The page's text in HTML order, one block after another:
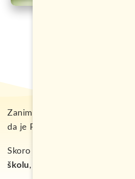
Zanimljivosti o Poljskoj
da je Poljska
Skoro 90% Poljaka ima
školu, što je najbolji procenat u